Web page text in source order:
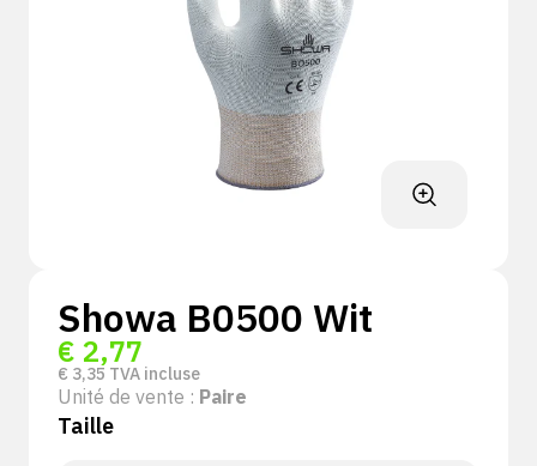
Showa B0500 Wit
€ 2,77
€ 3,35 TVA incluse
Unité de vente : Paire
Taille